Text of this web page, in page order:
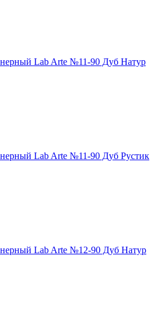
Lab Arte №11-90 Дуб Натур
Lab Arte №11-90 Дуб Рустик
Lab Arte №12-90 Дуб Натур